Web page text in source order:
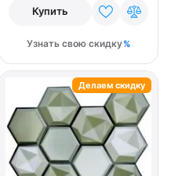
Купить
Узнать свою скидку
Делаем скидку